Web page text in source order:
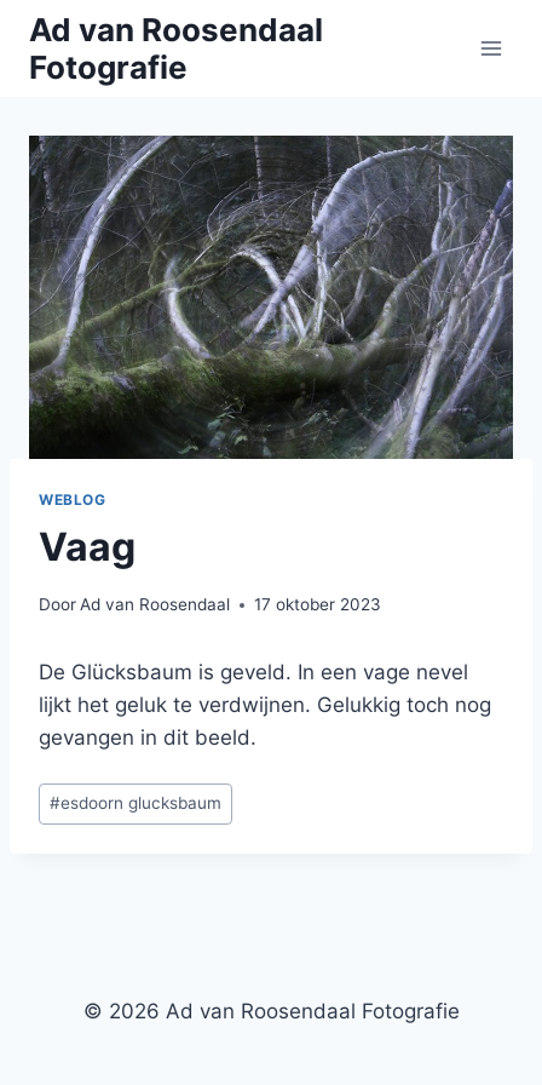
Doorgaan
naar
inhoud
Ad van Roosendaal
Fotografie
WEBLOG
Vaag
DoorAd van Roosendaal 17 oktober 2023
De Glücksbaum is geveld. In een vage nevel
lijkt het geluk te verdwijnen. Gelukkig toch nog
gevangen in dit beeld.
Bericht
tags:
#esdoorn glucksbaum
© 2026 Ad van Roosendaal Fotografie